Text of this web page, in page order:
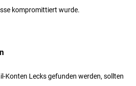
kompromittiert wurde.
Konten Lecks gefunden werden, sollten